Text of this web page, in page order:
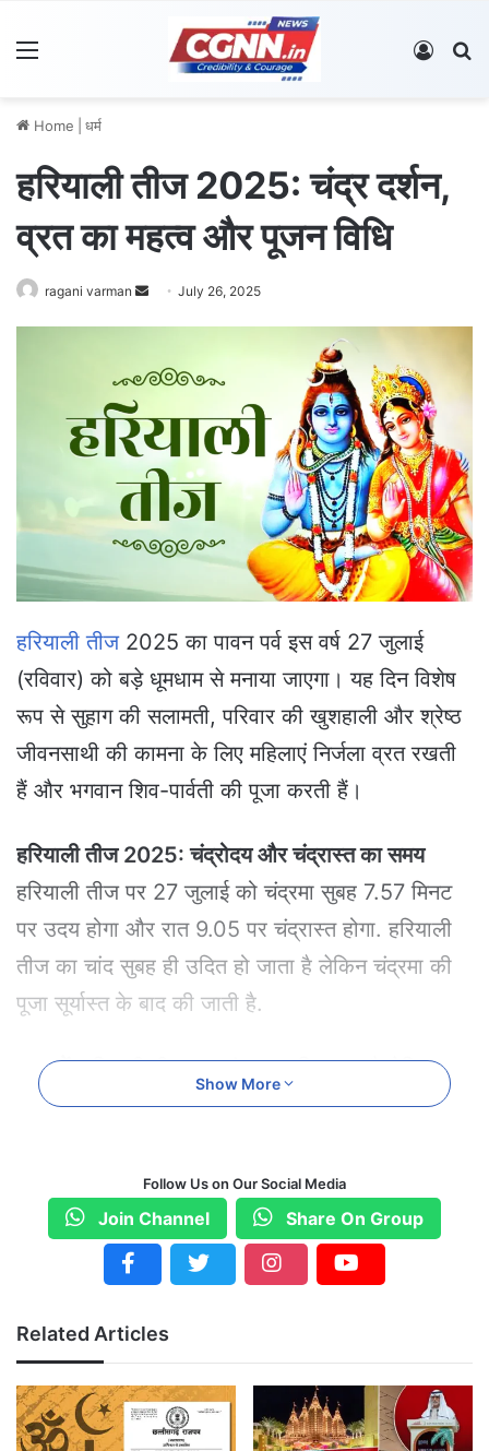
Log In
Home धर्म
हरियाली तीज 2025: चंद्र दर्शन,
व्रत का महत्व और पूजन विधि
ragani varman
d
n
e
m
i
l
July 26, 2025
हरियाली तीज2025 का पावन पर्व इस वर्ष 27 जुलाई
(रविवार) को बड़े धूमधाम से मनाया जाएगा। यह दिन विशेष
रूप से सुहाग की सलामती, परिवार की खुशहाली और श्रेष्ठ
जीवनसाथी की कामना के लिए महिलाएं निर्जला व्रत रखती
हैं और भगवान शिव-पार्वती की पूजा करती हैं।
हरियाली तीज 2025: चंद्रोदय और चंद्रास्त का समय
हरियाली तीज पर 27 जुलाई को चंद्रमा सुबह 7.57 मिनट
पर उदय होगा और रात 9.05 पर चंद्रास्त होगा. हरियाली
तीज का चांद सुबह ही उदित हो जाता है लेकिन चंद्रमा की
पूजा सूर्यास्त के बाद की जाती है.
ध्यान दें:हरियाली तीज का चांद सुबह निकलता है लेकिन
पूजा सूर्यास्त के बाद ही की जाती है।
चंद्रमा को मन, शीतलता, शांति और समृद्धि का प्रतीक माना
गया है। हरियाली तीज के दिन महिलाएं कठोर निर्जला व्रत
रखती हैं, जिसमें मानसिक स्थिरता की अत्यंत आवश्यकता
चंद्रमा के दर्शन से:
मानसिक तनाव दूर होता है, वैवाहिक जीवन में सामंजस्य आता
है, सकारात्मक ऊर्जा प्राप्त होती है
Show More
Follow Us on Our Social Media
Join Channel Share On Group
Related Articles